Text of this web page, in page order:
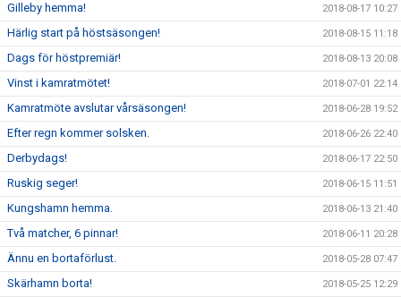
Gilleby hemma! 2018-08-17 10:27
Härlig start på höstsäsongen! 2018-08-15 11:18
Dags för höstpremiär! 2018-08-13 20:08
Vinst i kamratmötet! 2018-07-01 22:14
Kamratmöte avslutar vårsäsongen! 2018-06-28 19:52
Efter regn kommer solsken. 2018-06-26 22:40
Derbydags! 2018-06-17 22:50
Ruskig seger! 2018-06-15 11:51
Kungshamn hemma. 2018-06-13 21:40
Två matcher, 6 pinnar! 2018-06-11 20:28
Ännu en bortaförlust. 2018-05-28 07:47
Skärhamn borta! 2018-05-25 12:29